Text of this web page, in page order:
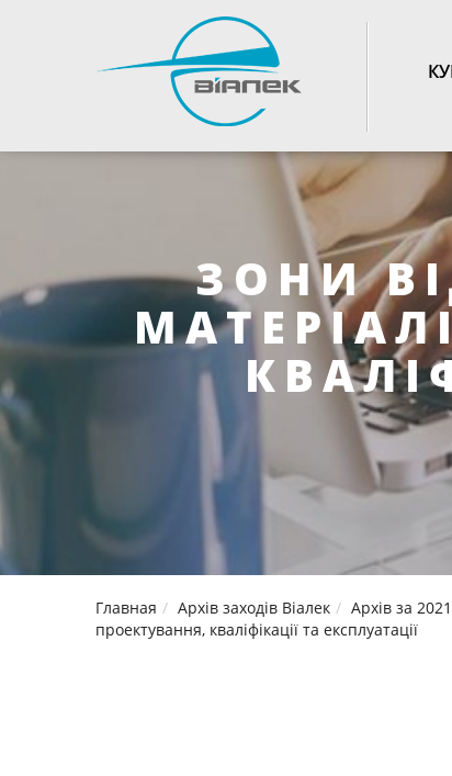
ЗОНИ
Главная Архів заходів Віалек Архів за
проектування, кваліфікації та експлуатації